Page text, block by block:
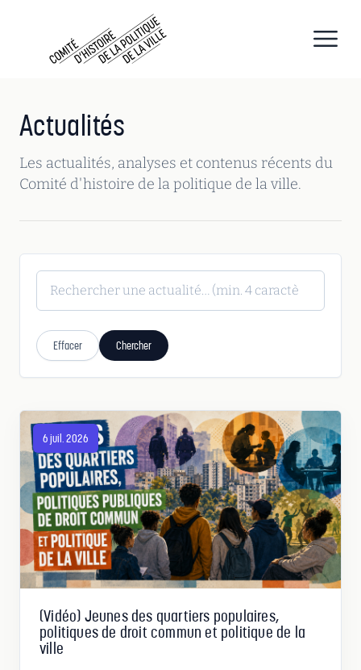
Actualités
Les actualités, analyses et contenus récents du
Comité d'histoire de la politique de la ville.
Effacer Chercher
6 juil. 2026
(Vidéo) Jeunes des quartiers populaires,
politiques de droit commun et politique de la
ville